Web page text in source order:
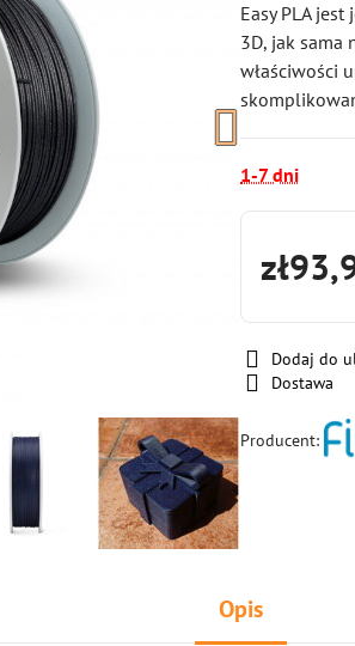
Easy PLA
3D, jak sama
właściwości
1-7 dni
Dodaj do
Dostawa
Producent:
Opis